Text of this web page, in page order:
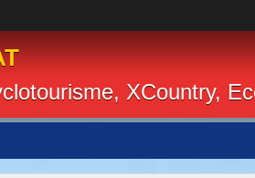
XCountry,